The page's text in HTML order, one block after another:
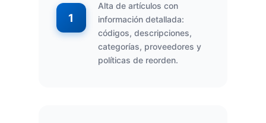
1
Alta de artículos con
información detallada:
códigos, descripciones,
categorías, proveedores y
políticas de reorden.